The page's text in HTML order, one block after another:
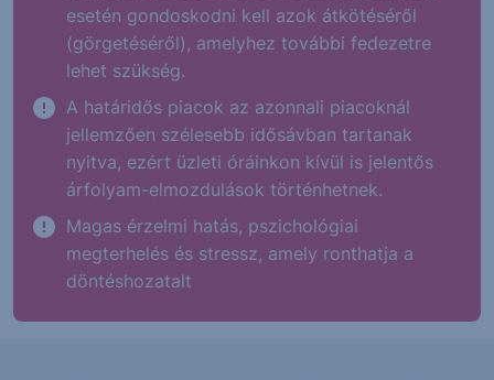
esetén gondoskodni kell azok átkötéséről
(görgetéséről), amelyhez további fedezetre
lehet szükség.
A határidős piacok az azonnali piacoknál
jellemzően szélesebb idősávban tartanak
nyitva, ezért üzleti óráinkon kívül is jelentős
árfolyam-elmozdulások történhetnek.
Magas érzelmi hatás, pszichológiai
megterhelés és stressz, amely ronthatja a
döntéshozatalt